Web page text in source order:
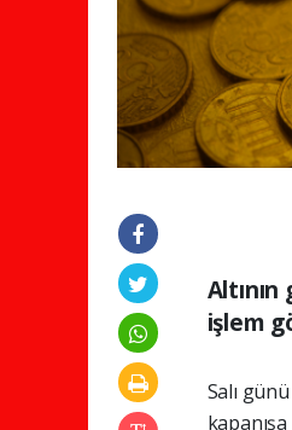
işlem
Salı